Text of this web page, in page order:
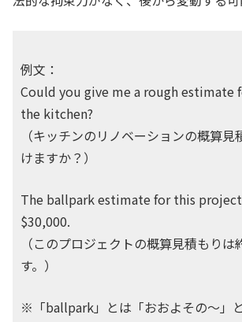
例文：
Could you give me a rough estimate
the kitchen?
（キッチンのリノベーションの概算
けますか？）
The ballpark estimate for this
$30,000.
（このプロジェクトの概算見積もりは
す。）
※「ballpark」とは「おおよその〜」と